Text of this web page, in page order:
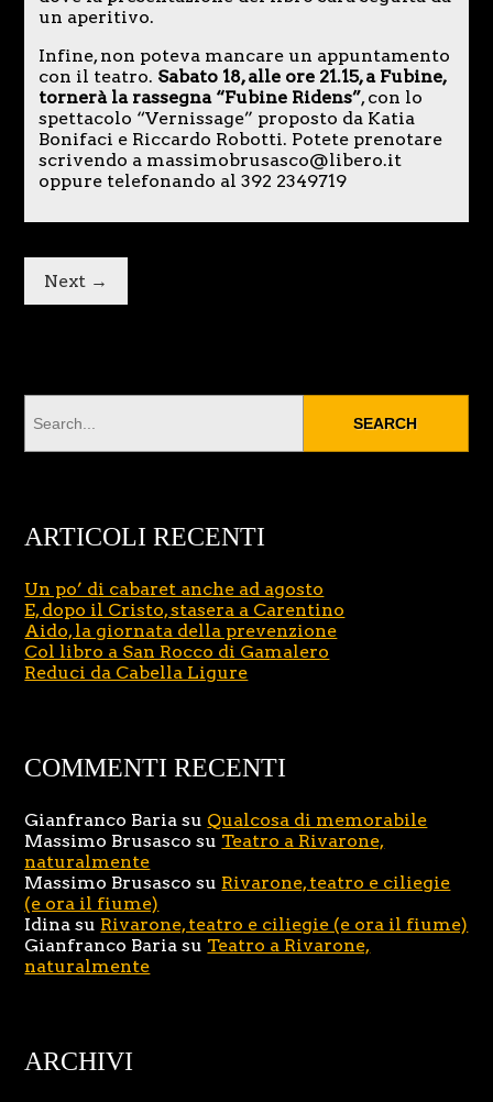
un aperitivo.
Infine, non poteva mancare un appuntamento
con il teatro. Sabato 18, alle ore 21.15, a Fubine,
tornerà la rassegna “Fubine Ridens”, con lo
spettacolo “Vernissage” proposto da Katia
Bonifaci e Riccardo Robotti. Potete prenotare
scrivendo a massimobrusasco@libero.it
oppure telefonando al 392 2349719
Next →
ARTICOLI RECENTI
Un po’ di cabaret anche ad agosto
E, dopo il Cristo, stasera a Carentino
Aido, la giornata della prevenzione
Col libro a San Rocco di Gamalero
Reduci da Cabella Ligure
COMMENTI RECENTI
Gianfranco Baria su Qualcosa di memorabile
Massimo Brusasco su Teatro a Rivarone,
naturalmente
Massimo Brusasco su Rivarone, teatro e ciliegie
(e ora il fiume)
Idina su Rivarone, teatro e ciliegie (e ora il fiume)
Gianfranco Baria su Teatro a Rivarone,
naturalmente
ARCHIVI